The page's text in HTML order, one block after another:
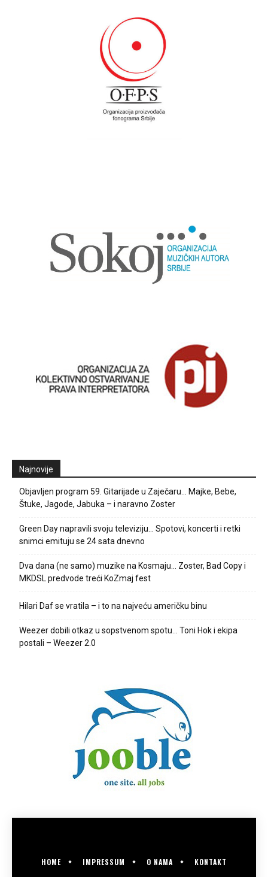
Najnovije
Objavljen program 59. Gitarijade u Zaječaru… Majke, Bebe,
Štuke, Jagode, Jabuka – i naravno Zoster
Green Day napravili svoju televiziju… Spotovi, koncerti i retki
snimci emituju se 24 sata dnevno
Dva dana (ne samo) muzike na Kosmaju… Zoster, Bad Copy i
MKDSL predvode treći KoZmaj fest
Hilari Daf se vratila – i to na najveću američku binu
Weezer dobili otkaz u sopstvenom spotu… Toni Hok i ekipa
postali – Weezer 2.0
HOME IMPRESSUM O NAMA KONTAKT